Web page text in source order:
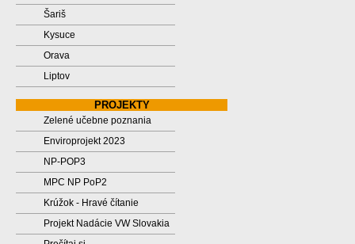
Šariš
Kysuce
Orava
Liptov
PROJEKTY
Zelené učebne poznania
Enviroprojekt 2023
NP-POP3
MPC NP PoP2
Krúžok - Hravé čítanie
Projekt Nadácie VW Slovakia